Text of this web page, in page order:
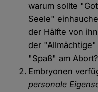
warum sollte
Seele"
der Hälfte von
der
"Spaß" am
Embryonen
personale